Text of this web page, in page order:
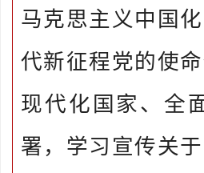
马克思主义中国
代新征程党的使
现代化国家、全
署，学习宣传关